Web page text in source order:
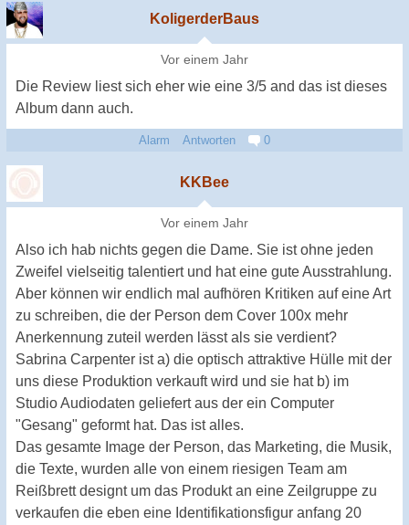
KoligerderBaus
Vor einem Jahr
Die Review liest sich eher wie eine 3/5 and das ist dieses
Album dann auch.
Alarm Antworten 0
KKBee
Vor einem Jahr
Also ich hab nichts gegen die Dame. Sie ist ohne jeden
Zweifel vielseitig talentiert und hat eine gute Ausstrahlung.
Aber können wir endlich mal aufhören Kritiken auf eine Art
zu schreiben, die der Person dem Cover 100x mehr
Anerkennung zuteil werden lässt als sie verdient?
Sabrina Carpenter ist a) die optisch attraktive Hülle mit der
uns diese Produktion verkauft wird und sie hat b) im
Studio Audiodaten geliefert aus der ein Computer
"Gesang" geformt hat. Das ist alles.
Das gesamte Image der Person, das Marketing, die Musik,
die Texte, wurden alle von einem riesigen Team am
Reißbrett designt um das Produkt an eine Zeilgruppe zu
verkaufen die eben eine Identifikationsfigur anfang 20